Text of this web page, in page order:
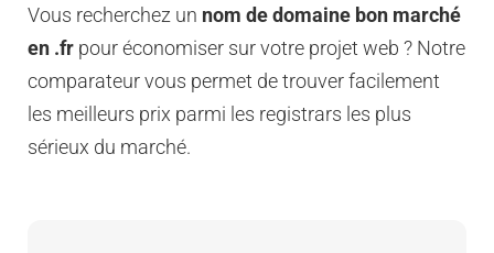
Vous recherchez un nom de domaine bon marché
en .fr pour économiser sur votre projet web ? Notre
comparateur vous permet de trouver facilement
les meilleurs prix parmi les registrars les plus
sérieux du marché.